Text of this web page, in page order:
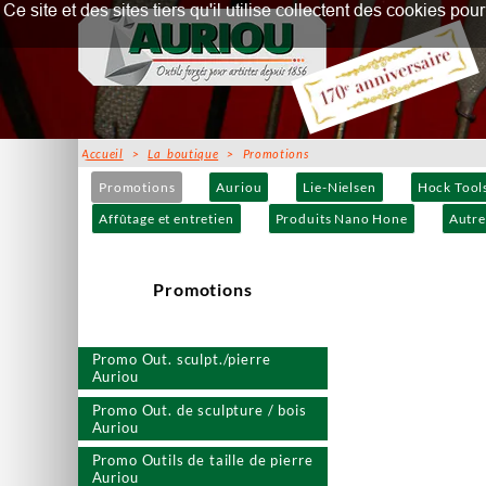
Promotions Auriou Lie-Nielsen Hock
Affûtage et entretien
Produits Nano Hone
Promo Out. sculpt./pierre
Auriou
Promo Out. de sculpture / bois
Auriou
Promo Outils de taille de pierre
Auriou
Accueil >La boutique > Promotions
Promotions
Ce site et des sites tiers qu'il utilise collectent des cookies